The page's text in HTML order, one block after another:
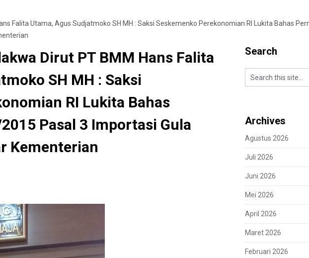
Falita Utama, Agus Sudjatmoko SH MH : Saksi Seskemenko Perekonomian RI Lukita Bahas
Dirut PT BMM Hans Falita
SH MH : Saksi
RI Lukita Bahas
Pasal 3 Importasi Gula
Kementerian
Search
Archives
Agustus 2026
Juli 2026
Juni 2026
Mei 2026
April 2026
Maret 2026
Februari 2026